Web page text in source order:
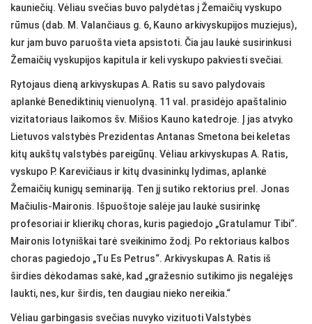
kauniečių. Vėliau svečias buvo palydėtas į Žemaičių vyskupo
rūmus (dab. M. Valančiaus g. 6, Kauno arkivyskupijos muziejus),
kur jam buvo paruošta vieta apsistoti. Čia jau laukė susirinkusi
Žemaičių vyskupijos kapitula ir keli vyskupo pakviesti svečiai.
Rytojaus dieną arkivyskupas A. Ratis su savo palydovais
aplankė Benediktinių vienuolyną. 11 val. prasidėjo apaštalinio
vizitatoriaus laikomos šv. Mišios Kauno katedroje. Į jas atvyko
Lietuvos valstybės Prezidentas Antanas Smetona bei keletas
kitų aukštų valstybės pareigūnų. Vėliau arkivyskupas A. Ratis,
vyskupo P. Karevičiaus ir kitų dvasininkų lydimas, aplankė
Žemaičių kunigų seminariją. Ten jį sutiko rektorius prel. Jonas
Mačiulis-Maironis. Išpuoštoje salėje jau laukė susirinkę
profesoriai ir klierikų choras, kuris pagiedojo „Gratulamur Tibi“.
Maironis lotyniškai tarė sveikinimo žodį. Po rektoriaus kalbos
choras pagiedojo „Tu Es Petrus“. Arkivyskupas A. Ratis iš
širdies dėkodamas sakė, kad „gražesnio sutikimo jis negalėjęs
laukti, nes, kur širdis, ten daugiau nieko nereikia.“
Vėliau garbingasis svečias nuvyko vizituoti Valstybės